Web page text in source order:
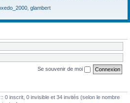
glambert
Se souvenir de moi
0 inscrit, 0 invisible et 34 invités (selon le nombre